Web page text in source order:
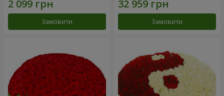
Замовити Замовити